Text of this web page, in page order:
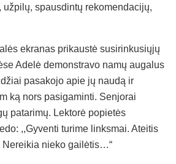
spausdintų rekomendacijų,
ekranas prikaustė susirinkusiųjų
Adelė demonstravo namų augalus
pasakojo apie jų naudą ir
ką nors pasigaminti. Senjorai
patarimų. Lektorė popietės
,,Gyventi turime linksmai. Ateitis
Nereikia nieko gailėtis…“